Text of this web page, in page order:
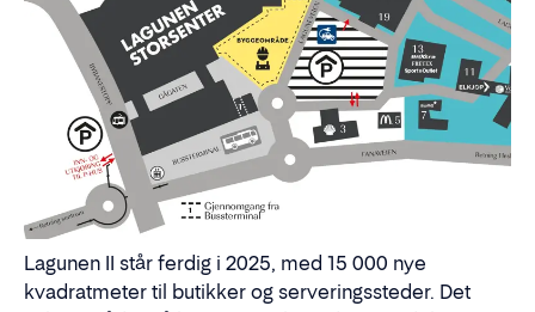
Lagunen II står ferdig i 2025, med 15 000 nye
kvadratmeter til butikker og serveringssteder. Det